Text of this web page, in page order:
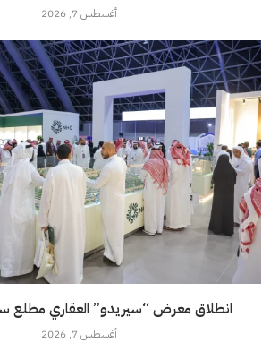
أغسطس 7, 2026
انطلاق معرض “سيريدو” العقاري مطلع
أغسطس 7, 2026